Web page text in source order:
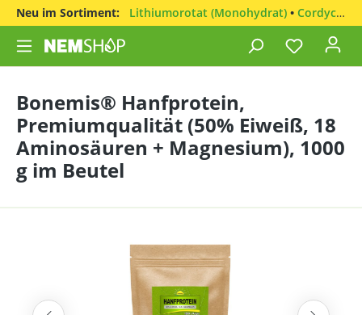
Neu im Sortiment: Lithiumorotat (Monohydrat) • Cordyceps sinensis
Bonemis® Hanfprotein,
Premiumqualität (50% Eiweiß, 18
Aminosäuren + Magnesium), 1000
g im Beutel